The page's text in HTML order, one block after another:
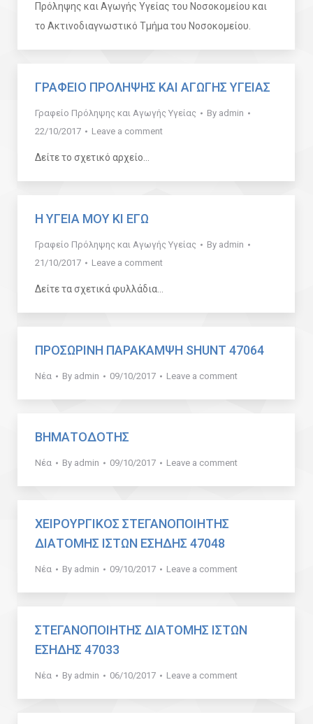
Πρόληψης και Αγωγής Υγείας του Νοσοκομείου και
το Ακτινοδιαγνωστικό Τμήμα του Νοσοκομείου.
ΓΡΑΦΕΙΟ ΠΡΟΛΗΨΗΣ ΚΑΙ ΑΓΩΓΗΣ ΥΓΕΙΑΣ
Γραφείο Πρόληψης και Αγωγής Υγείας By admin
22/10/2017
Leave a comment
Δείτε το σχετικό αρχείο…
Η ΥΓΕΙΑ ΜΟΥ ΚΙ ΕΓΩ
Γραφείο Πρόληψης και Αγωγής Υγείας By admin
21/10/2017
Leave a comment
Δείτε τα σχετικά φυλλάδια…
ΠΡΟΣΩΡΙΝΗ ΠΑΡΑΚΑΜΨΗ SHUNT 47064
Νέα By admin 09/10/2017 Leave a comment
ΒΗΜΑΤΟΔΟΤΗΣ
Νέα By admin 09/10/2017 Leave a comment
ΧΕΙΡΟΥΡΓΙΚΟΣ ΣΤΕΓΑΝΟΠΟΙΗΤΗΣ
ΔΙΑΤΟΜΗΣ ΙΣΤΩΝ ΕΣΗΔΗΣ 47048
Νέα By admin 09/10/2017 Leave a comment
ΣΤΕΓΑΝΟΠΟΙΗΤΗΣ ΔΙΑΤΟΜΗΣ ΙΣΤΩΝ
ΕΣΗΔΗΣ 47033
Νέα By admin 06/10/2017 Leave a comment